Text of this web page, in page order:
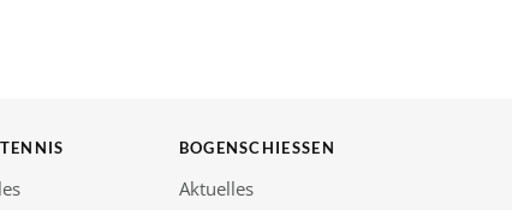
BOGENSCHIESSEN
Aktuelles